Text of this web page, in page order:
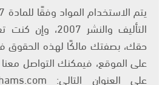
التأليف والنشر
حقك، بصفتك مالكًا لهذه الحقوق
على الموقع، فيمكنك التواصل معنا